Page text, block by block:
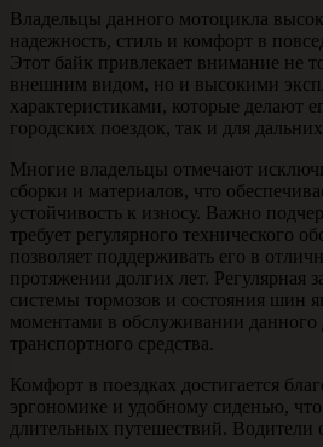
Владельцы данного мотоцикла
надежность, стиль и комфорт в
Этот байк привлекает внимание не
внешним видом, но и высокими
характеристиками, которые делают
городских поездок, так и для
Многие владельцы отмечают
сборки и материалов, что
устойчивость к износу. Важно
требует регулярного технического
позволяет поддерживать его в
протяжении долгих лет. Регулярная
системы тормозов и состояния шин
моментами в обслуживании данного
транспортного средства.
Комфорт в поездках достигается
эргономике и удобному сиденью,
длительных путешествий. Водители